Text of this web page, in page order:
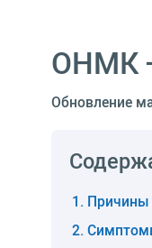
ОНМК
Обновление